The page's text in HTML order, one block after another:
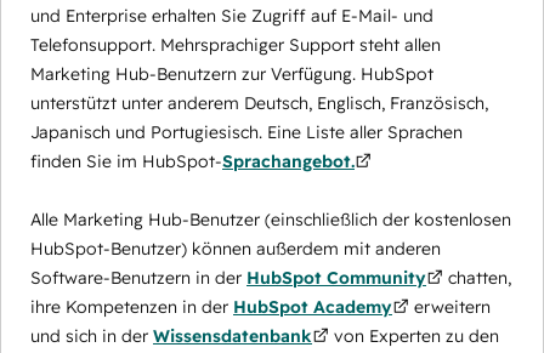
und Enterprise erhalten Sie Zugriff auf E-Mail- und
Telefonsupport. Mehrsprachiger Support steht allen
Marketing Hub-Benutzern zur Verfügung. HubSpot
unterstützt unter anderem Deutsch, Englisch, Französisch,
Japanisch und Portugiesisch. Eine Liste aller Sprachen
finden Sie im HubSpot-Sprachangebot.
Alle Marketing Hub-Benutzer (einschließlich der kostenlosen
HubSpot-Benutzer) können außerdem mit anderen
Software-Benutzern in der HubSpot Community
chatten,
ihre Kompetenzen in der HubSpot Academy
erweitern
und sich in der Wissensdatenbank
von Experten zu den